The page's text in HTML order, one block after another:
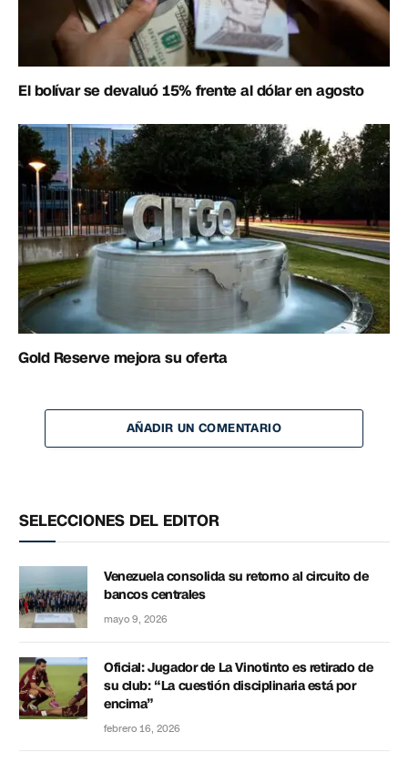
El bolívar se devaluó 15% frente al dólar en agosto
Gold Reserve mejora su oferta
AÑADIR UN COMENTARIO
SELECCIONES DEL EDITOR
Venezuela consolida su retorno al circuito de
bancos centrales
mayo 9, 2026
Oficial: Jugador de La Vinotinto es retirado de
su club: “La cuestión disciplinaria está por
encima”
febrero 16, 2026